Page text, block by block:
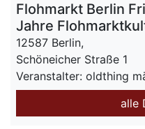
Flohmarkt Berlin
Jahre
12587 Berlin,
Schöneicher Straße 1
Veranstalter: oldthing
alle